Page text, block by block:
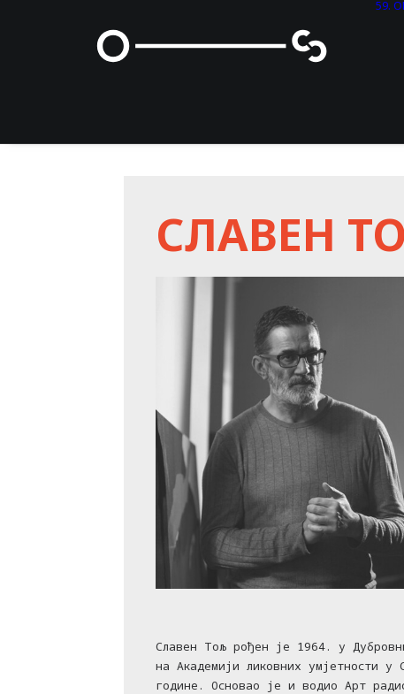
59.
СЛАВЕН
Славен Тољ рођен је 1964. у
на Академији ликовних умјетности у
године. Основао је и водио Арт